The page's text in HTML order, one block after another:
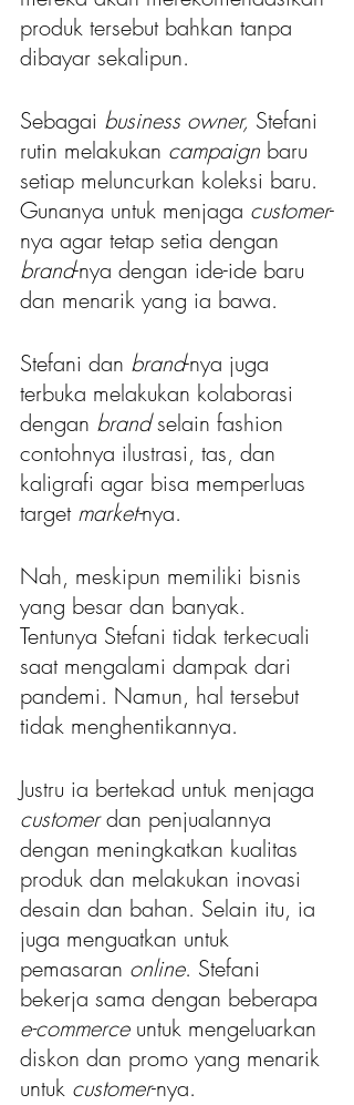
produk tersebut bahkan tanpa
dibayar sekalipun.
Sebagai business owner, Stefani
rutin melakukan campaign baru
setiap meluncurkan koleksi baru.
Gunanya untuk menjaga customer-
nya agar tetap setia dengan
brand-nya dengan ide-ide baru
dan menarik yang ia bawa.
Stefani dan brand-nya juga
terbuka melakukan kolaborasi
dengan brand selain fashion
contohnya ilustrasi, tas, dan
kaligrafi agar bisa memperluas
target market-nya.
Nah, meskipun memiliki bisnis
yang besar dan banyak.
Tentunya Stefani tidak terkecuali
saat mengalami dampak dari
pandemi. Namun, hal tersebut
tidak menghentikannya.
Justru ia bertekad untuk menjaga
customer dan penjualannya
dengan meningkatkan kualitas
produk dan melakukan inovasi
desain dan bahan. Selain itu, ia
juga menguatkan untuk
pemasaran online. Stefani
bekerja sama dengan beberapa
e-commerce untuk mengeluarkan
diskon dan promo yang menarik
untuk customer-nya.